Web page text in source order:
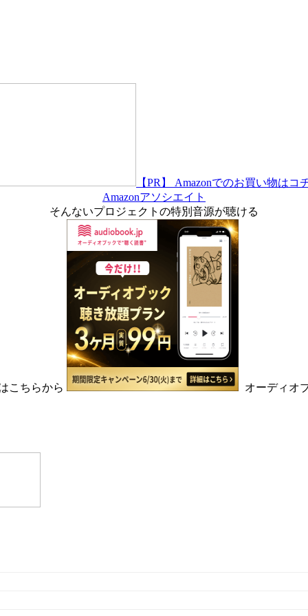
【PR】 Amazonでのお買い物はコ
Amazonアソシエイト
そんないプロジェクトの特別音源が聴ける
こちらから オーディオ